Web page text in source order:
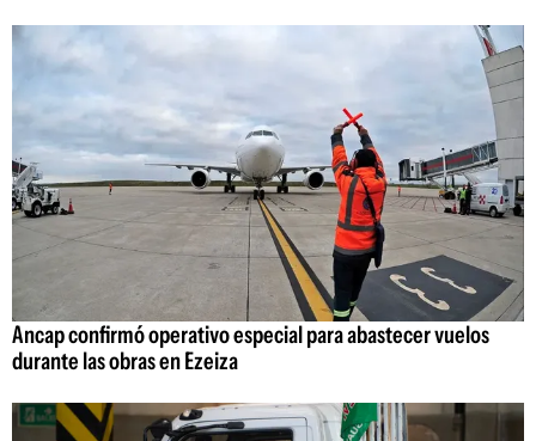
Ancap confirmó operativo especial para abastecer vuelos
durante las obras en Ezeiza